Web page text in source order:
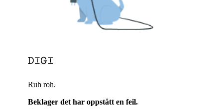
Ruh roh.
Beklager det har oppstått en feil.